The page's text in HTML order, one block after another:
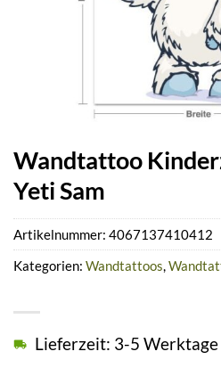
Wandtattoo
Yeti Sam
Lieferzeit: 3-5 Werktage
Artikelnummer: 4067137410412
Kategorien: Wandtattoos